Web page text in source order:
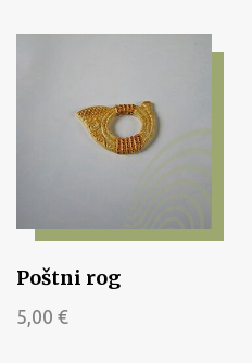
Poštni rog
5,00 €